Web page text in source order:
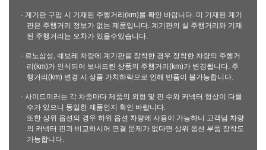
- 계기판 구입 시 기재된 주행거리(km)를 확인 바랍니다. 미 기재된 계기
판은 주행거리 정보가 없는 제품입니다. 계기판의 실 주행거리와 기재
된 주행거리는 오차가 있을수있습니다.
- 르노삼성, 쉐보레 차량에 계기판을 장착한 경우 장착한 차량의 주행거
리(km)가 인식되어 보내드린 상품의 주행거리(km)가 변경됩니다. 주
행거리(km) 변경 시 상품 가치하락으로 인해 반품이 불가능합니다.
- 사이드미러는 각 차종마다 제품의 외형 및 핀 수와 커넥터 형상이 다를
수가 있으니 동일한 제품인지 확인 바랍니다.
또한 상위 옵션의 경우 하위 옵션 차량에 사용이 가능하니 고객님 차량
의 커넥터 핀과 비교하시어 연결 문제가 없다면 상위 옵션 부품 장착도
가능합니다.